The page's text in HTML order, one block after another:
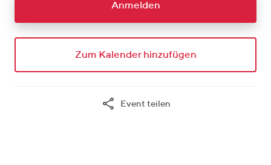
h
e
Anmelden
Zum Kalender hinzufügen
Event teilen